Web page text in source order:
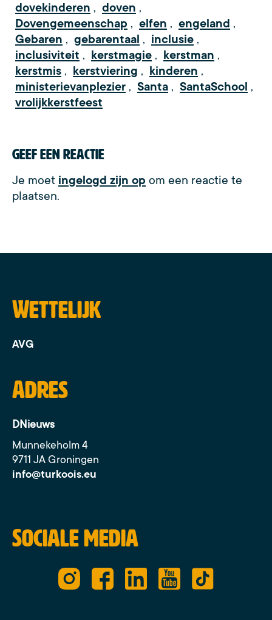
dovekinderen , doven ,
Dovengemeenschap , elfen , engeland ,
Gebaren , gebarentaal , inclusie ,
inclusiviteit , kerstmagie , kerstman ,
kerstmis , kerstviering , kinderen ,
ministerievanplezier , Santa , SantaSchool ,
vrolijkkerstfeest
Geef een reactie
Je moet ingelogd zijn op om een reactie te
plaatsen.
Wettelijk
AVG
Adres
DNieuws
Munnekeholm 4
9711 JA Groningen
info@turkoois.eu
Sociale media